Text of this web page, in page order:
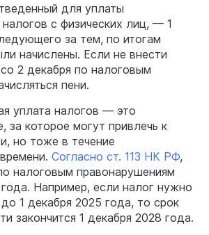
для уплаты
с физических лиц, — 1
за тем, по итогам
начислены. Если не внести
2 декабря по налоговым
пени.
уплата налогов — это
за которое могут привлечь к
но тоже в течение
Согласно ст. 113 НК РФ,
налоговым правонарушениям
Например, если налог нужно
1 декабря 2025 года, то срок
закончится 1 декабря 2028 года.